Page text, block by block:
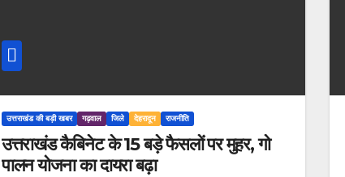
उत्तराखंड की बड़ी खबर गढ़वाल जिले देहरादून राजनीति
उत्तराखंड कैबिनेट के 15 बड़े फैसलों पर मुहर, गो
पालन योजना का दायरा बढ़ा